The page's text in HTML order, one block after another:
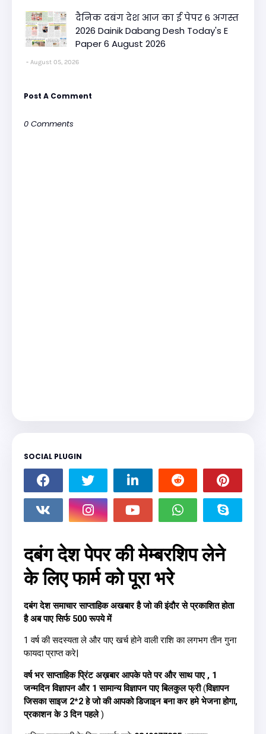
दैनिक दबंग देश आज का ई पेपर 6 अगस्त
2026 Dainik Dabang Desh Today's E
Paper 6 August 2026
August 05, 2026
Post A Comment
0 Comments
SOCIAL PLUGIN